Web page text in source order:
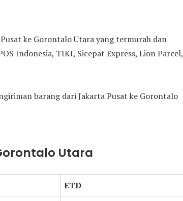
ke Gorontalo Utara yang termurah dan
Indonesia, TIKI, Sicepat Express, Lion Parcel,
barang dari Jakarta Pusat ke Gorontalo
Utara
ETD